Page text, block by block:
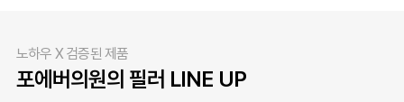
노하우 X 검증된 제품
포에버의원의 필러 LINE UP